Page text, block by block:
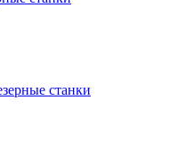
станки